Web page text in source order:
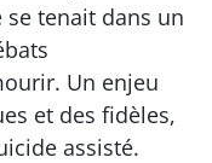
tenait dans un
Un enjeu
et des fidèles,
assisté.